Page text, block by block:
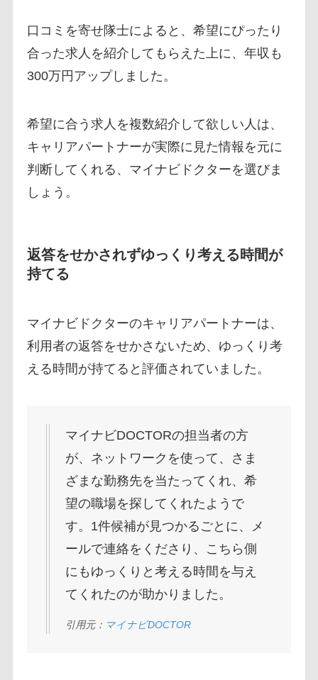
口コミを寄せ隊士によると、希望にぴったり
合った求人を紹介してもらえた上に、年収も
300万円アップしました。
希望に合う求人を複数紹介して欲しい人は、
キャリアパートナーが実際に見た情報を元に
判断してくれる、マイナビドクターを選びま
しょう。
返答をせかされずゆっくり考える時間が
持てる
マイナビドクターのキャリアパートナーは、
利用者の返答をせかさないため、ゆっくり考
える時間が持てると評価されていました。
マイナビDOCTORの担当者の方
が、ネットワークを使って、さま
ざまな勤務先を当たってくれ、希
望の職場を探してくれたようで
す。1件候補が見つかるごとに、メ
ールで連絡をくださり、こちら側
にもゆっくりと考える時間を与え
てくれたのが助かりました。
引用元： マイナビDOCTOR